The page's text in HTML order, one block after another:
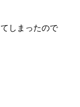
しまったので